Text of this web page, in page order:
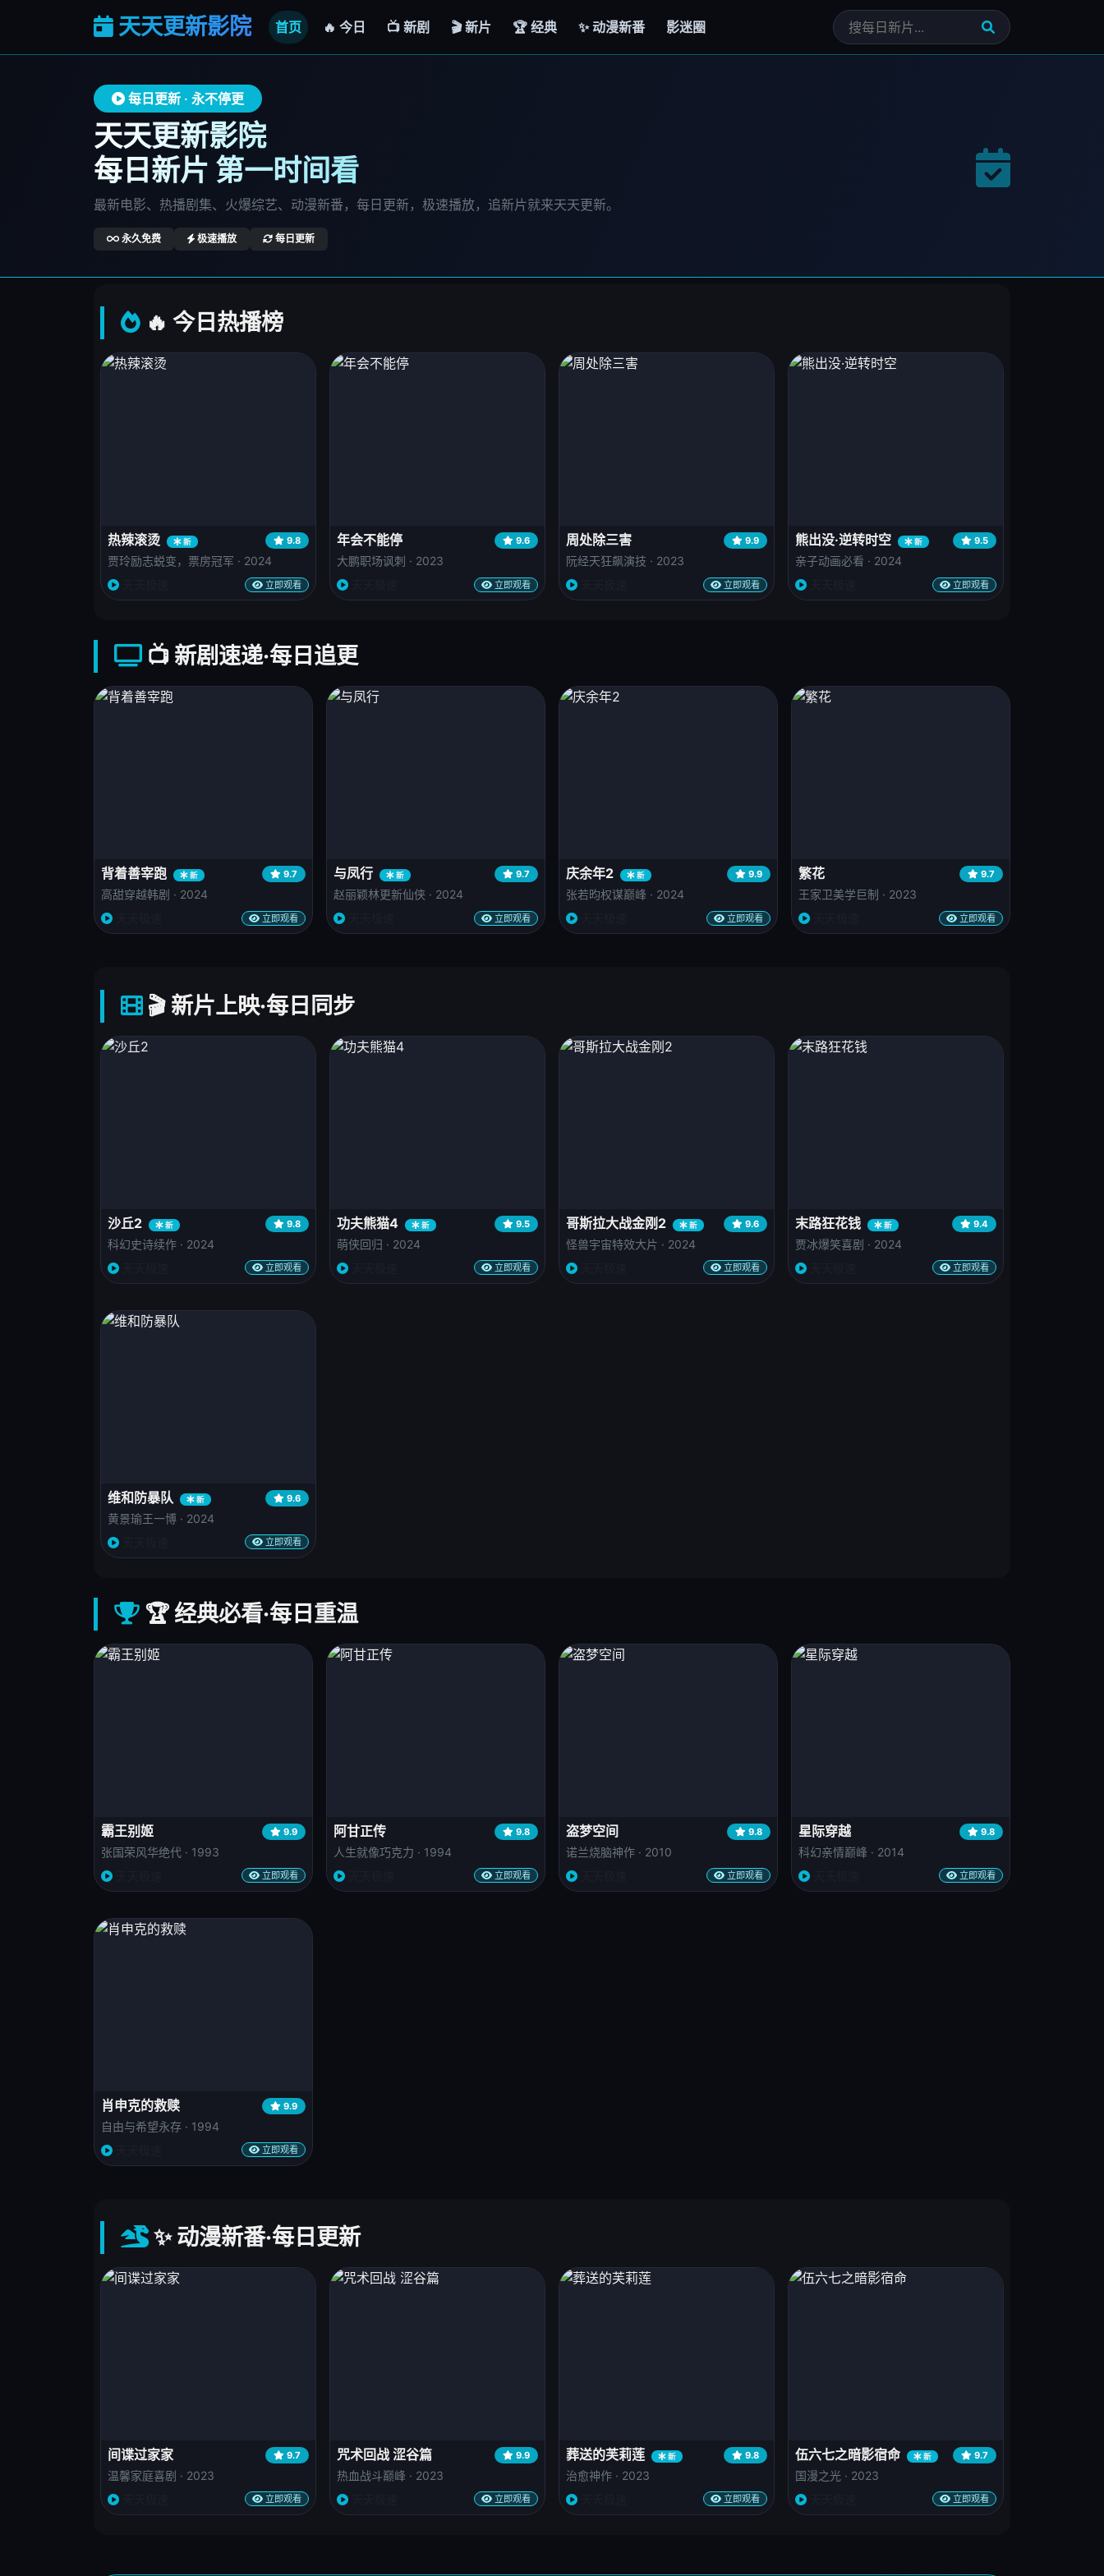
天天更新影院 首页 🔥 今日 📺 新剧 🎬 新片 🏆 经典 ✨ 动漫新番 影迷圈
每日更新 · 永不停更
天天更新影院
每日新片 第一时间看
最新电影、热播剧集、火爆综艺、动漫新番，每日更新，极速播放，追新片就来天天更新。
永久免费 极速播放 每日更新
🔥 今日热播榜
热辣滚烫 新 9.8
贾玲励志蜕变，票房冠军 · 2024
立即观看
年会不能停 9.6
大鹏职场讽刺 · 2023
立即观看
周处除三害 9.9
阮经天狂飙演技 · 2023
立即观看
熊出没·逆转时空 新 9.5
亲子动画必看 · 2024
立即观看
📺 新剧速递·每日追更
背着善宰跑 新 9.7
高甜穿越韩剧 · 2024
立即观看
与凤行 新 9.7
赵丽颖林更新仙侠 · 2024
立即观看
庆余年2 新 9.9
张若昀权谋巅峰 · 2024
立即观看
繁花 9.7
王家卫美学巨制 · 2023
立即观看
🎬 新片上映·每日同步
沙丘2 新 9.8
科幻史诗续作 · 2024
立即观看
功夫熊猫4 新 9.5
萌侠回归 · 2024
立即观看
哥斯拉大战金刚2 新 9.6
怪兽宇宙特效大片 · 2024
立即观看
末路狂花钱 新 9.4
贾冰爆笑喜剧 · 2024
立即观看
维和防暴队 新 9.6
黄景瑜王一博 · 2024
立即观看
🏆 经典必看·每日重温
霸王别姬 9.9
张国荣风华绝代 · 1993
立即观看
阿甘正传 9.8
人生就像巧克力 · 1994
立即观看
盗梦空间 9.8
诺兰烧脑神作 · 2010
立即观看
星际穿越 9.8
科幻亲情巅峰 · 2014
立即观看
肖申克的救赎 9.9
自由与希望永存 · 1994
立即观看
✨ 动漫新番·每日更新
间谍过家家 9.7
温馨家庭喜剧 · 2023
立即观看
咒术回战 涩谷篇 9.9
热血战斗巅峰 · 2023
立即观看
葬送的芙莉莲 新 9.8
治愈神作 · 2023
立即观看
伍六七之暗影宿命 新 9.7
国漫之光 · 2023
立即观看